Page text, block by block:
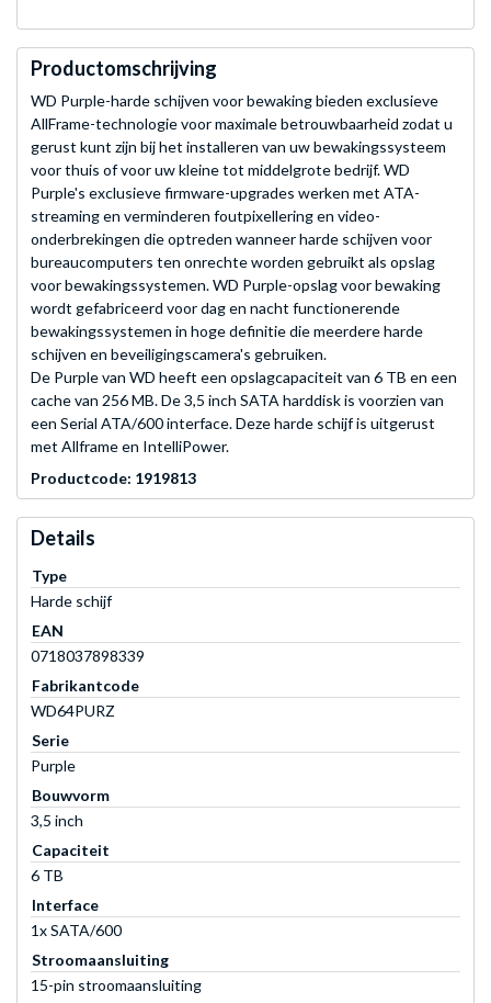
Productomschrijving
WD Purple-harde schijven voor bewaking bieden exclusieve
AllFrame-technologie voor maximale betrouwbaarheid zodat u
gerust kunt zijn bij het installeren van uw bewakingssysteem
voor thuis of voor uw kleine tot middelgrote bedrijf. WD
Purple's exclusieve firmware-upgrades werken met ATA-
streaming en verminderen foutpixellering en video-
onderbrekingen die optreden wanneer harde schijven voor
bureaucomputers ten onrechte worden gebruikt als opslag
voor bewakingssystemen. WD Purple-opslag voor bewaking
wordt gefabriceerd voor dag en nacht functionerende
bewakingssystemen in hoge definitie die meerdere harde
schijven en beveiligingscamera's gebruiken.
De Purple van WD heeft een opslagcapaciteit van 6 TB en een
cache van 256 MB. De 3,5 inch SATA harddisk is voorzien van
een Serial ATA/600 interface. Deze harde schijf is uitgerust
met Allframe en IntelliPower.
Productcode: 1919813
Details
Type
Harde schijf
EAN
0718037898339
Fabrikantcode
WD64PURZ
Serie
Purple
Bouwvorm
3,5 inch
Capaciteit
6 TB
Interface
1x SATA/600
Stroomaansluiting
15-pin stroomaansluiting